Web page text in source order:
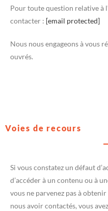
Pour toute question relative à
contacter : [email protected]
Nous nous engageons à vous
ouvrés.
Voies de recours
Si vous constatez un défaut
d’accéder à un contenu ou à
vous ne parvenez pas à
nous avoir contactés, vous